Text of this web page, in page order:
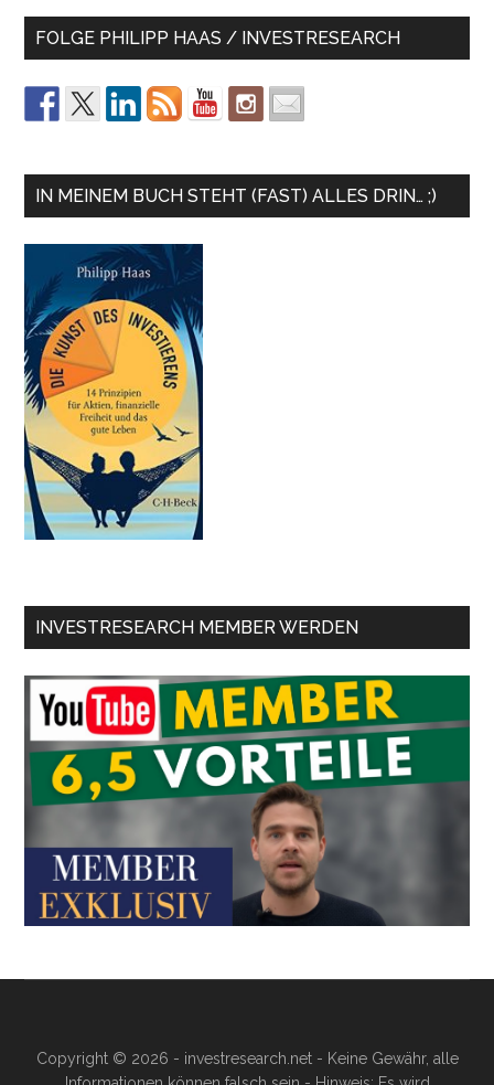
FOLGE PHILIPP HAAS / INVESTRESEARCH
IN MEINEM BUCH STEHT (FAST) ALLES DRIN… ;)
INVESTRESEARCH MEMBER WERDEN
Copyright © 2026 - investresearch.net - Keine Gewähr, alle